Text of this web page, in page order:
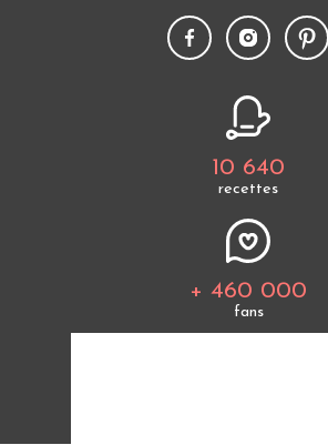
10 640
recettes
+ 460 000
fans